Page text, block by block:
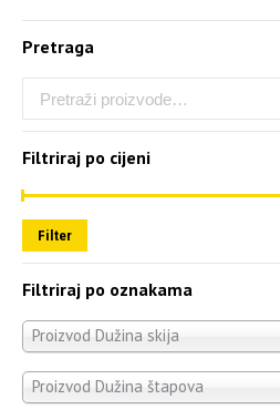
Pretraga
Filtriraj po cijeni
Filter
Filtriraj po oznakama
Proizvod Dužina skija
Proizvod Dužina štapova